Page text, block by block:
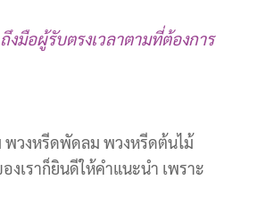
งมือผู้รับตรงเวลาตามที่ต้องการ
พวงหรีดพัดลม พวงหรีดต้นไม้
เราก็ยินดีให้คำแนะนำ เพราะ